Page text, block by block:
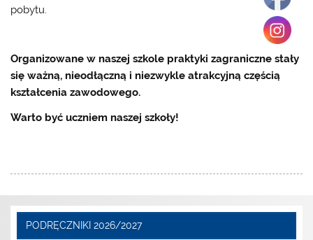
pobytu.
Organizowane w naszej szkole praktyki zagraniczne stały
się ważną, nieodłączną i niezwykle atrakcyjną częścią
kształcenia zawodowego.
Warto być uczniem naszej szkoły!
PODRĘCZNIKI 2026/2027